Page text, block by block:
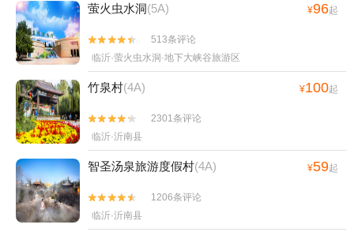
萤火虫水洞(5A) ¥96起


513条评论
临沂·萤火虫水洞·地下大峡谷旅游区
竹泉村(4A) ¥100起


2301条评论
临沂·沂南县
智圣汤泉旅游度假村(4A) ¥59起


1206条评论
临沂·沂南县